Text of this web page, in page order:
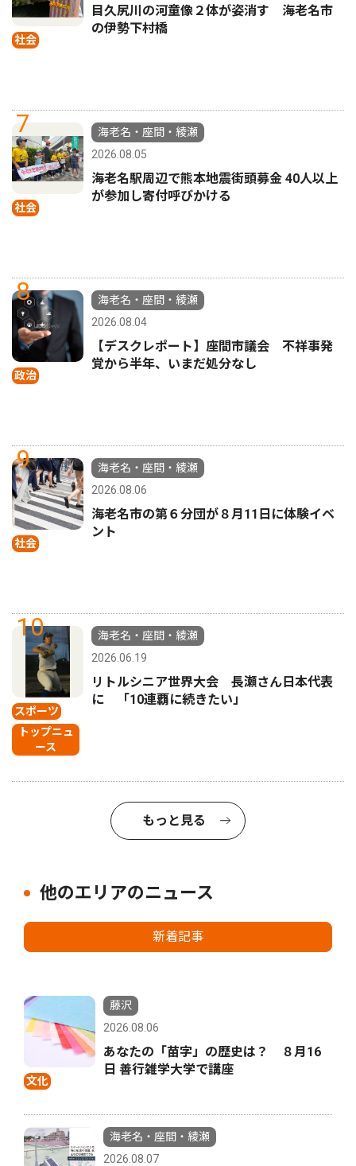
社会
目久尻川の河童像２体が姿消す 海老名市
の伊勢下村橋
7
社会
海老名・座間・綾瀬
2026.08.05
海老名駅周辺で熊本地震街頭募金 40人以上
が参加し寄付呼びかける
8
政治
海老名・座間・綾瀬
2026.08.04
【デスクレポート】座間市議会 不祥事発
覚から半年、いまだ処分なし
9
社会
海老名・座間・綾瀬
2026.08.06
海老名市の第６分団が８月11日に体験イベ
ント
10
スポーツ
トップニュ
ース
海老名・座間・綾瀬
2026.06.19
リトルシニア世界大会 長瀬さん日本代表
に 「10連覇に続きたい」
もっと見る
他のエリアのニュース
新着記事
文化
藤沢
2026.08.06
あなたの「苗字」の歴史は？ ８月16
日 善行雑学大学で講座
海老名・座間・綾瀬
2026.08.07